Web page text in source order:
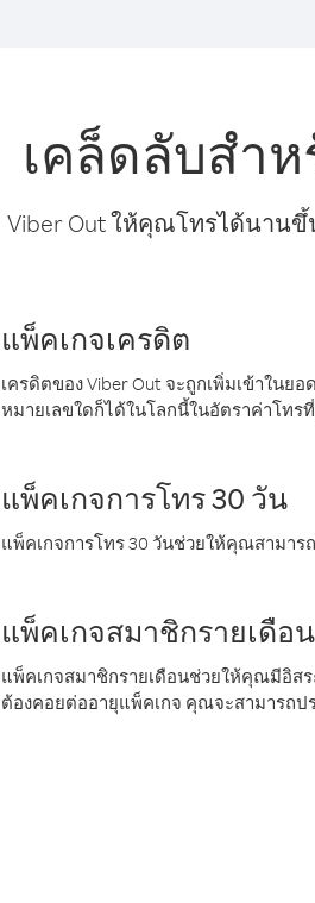
เคล็ดลับสำ
Viber Out ให้คุณโทรได้นาน
แพ็คเกจเครดิต
เครดิตของ Viber Out จะถูกเพิ่มเข้าใน
หมายเลขใดก็ได้ในโลกนี้ในอัตราค่าโทร
แพ็คเกจการโทร 30 วัน
แพ็คเกจการโทร 30 วันช่วยให้คุณสามาร
แพ็คเกจสมาชิกรายเดือน
แพ็คเกจสมาชิกรายเดือนช่วยให้คุณมีอิส
ต้องคอยต่ออายุแพ็คเกจ คุณจะสามารถ